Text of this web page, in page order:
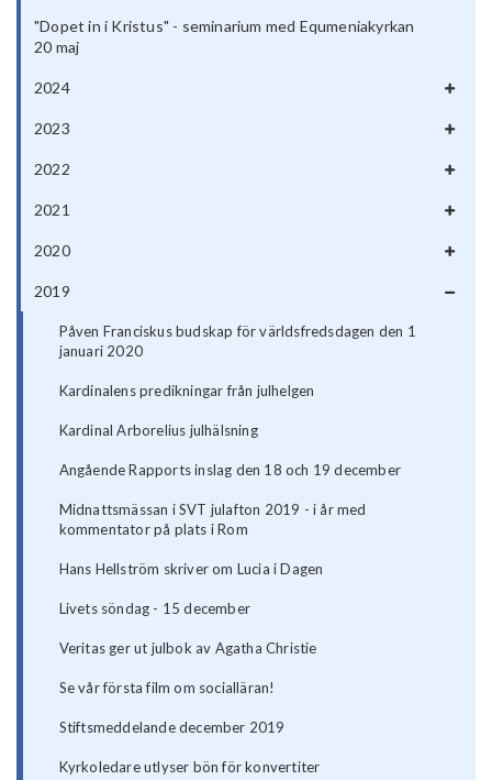
"Dopet in i Kristus" - seminarium med Equmeniakyrkan
20 maj
2024
2023
2022
2021
2020
2019
Påven Franciskus budskap för världsfredsdagen den 1
januari 2020
Kardinalens predikningar från julhelgen
Kardinal Arborelius julhälsning
Angående Rapports inslag den 18 och 19 december
Midnattsmässan i SVT julafton 2019 - i år med
kommentator på plats i Rom
Hans Hellström skriver om Lucia i Dagen
Livets söndag - 15 december
Veritas ger ut julbok av Agatha Christie
Se vår första film om socialläran!
Stiftsmeddelande december 2019
Kyrkoledare utlyser bön för konvertiter